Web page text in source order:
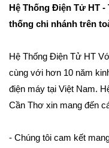
Hệ Thống Điện Tử HT
thống chi nhánh trên
Hệ Thống Điện Tử HT
cùng với hơn 10 năm
điện máy tại Việt Nam.
Cần Thơ xin mang đến
- Chúng tôi cam kết